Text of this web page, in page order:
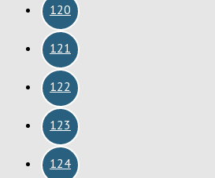
120
121
122
123
124